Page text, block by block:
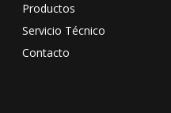
Productos
Servicio Técnico
Contacto